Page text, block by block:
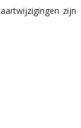
zijn